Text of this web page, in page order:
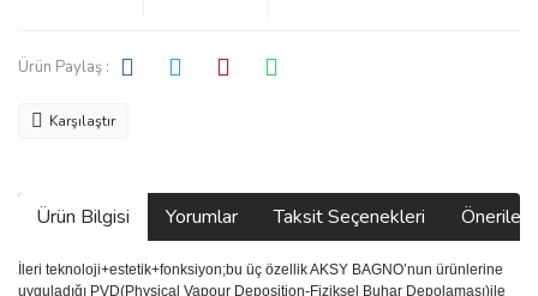
Ürün Paylaş :
Karşılaştır
Ürün Bilgisi Yorumlar Taksit Seçenekleri
İleri teknoloji+estetik+fonksiyon;bu üç özellik AKSY BAGNO’nun ürünlerine
uyguladığı PVD(Physical Vapour Deposition-Fiziksel Buhar Depolaması)ile